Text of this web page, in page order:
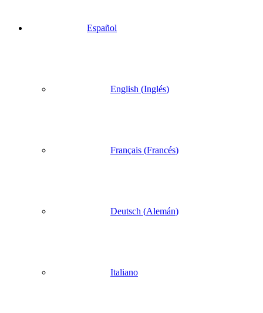
Español
English (Inglés)
Français (Francés)
Deutsch (Alemán)
Italiano